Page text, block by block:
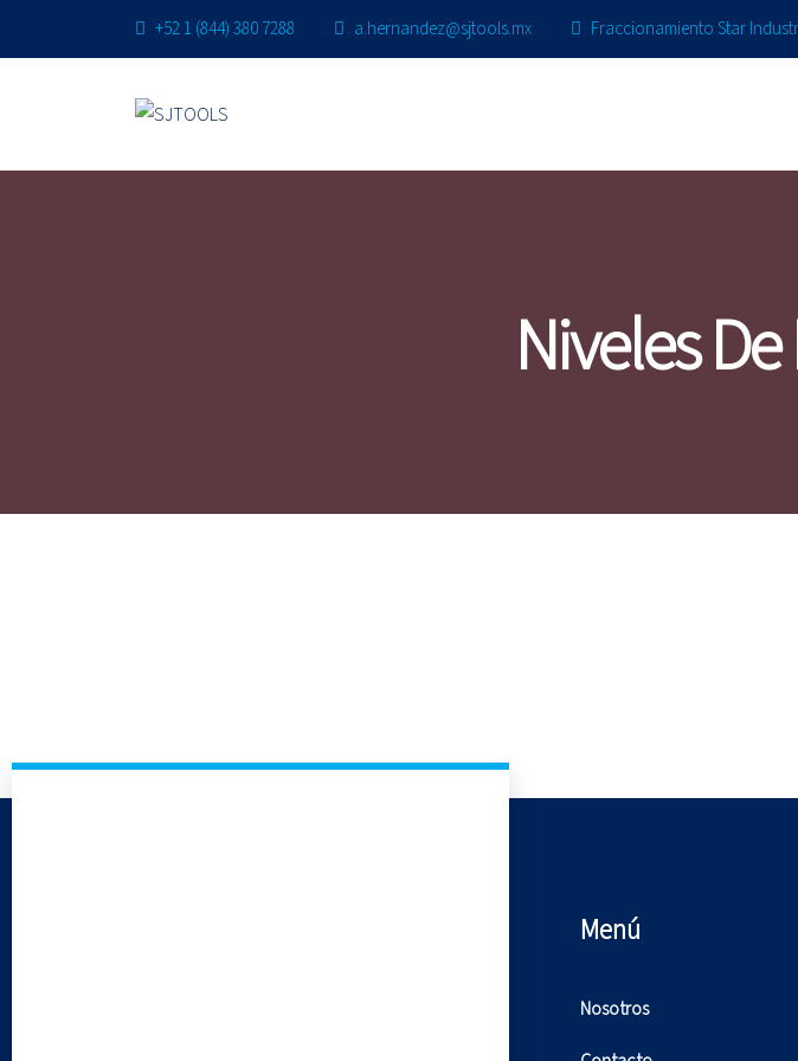
+52 1 (844) 380 7288 a.hernandez@sjtools.mx Fraccionamiento Star
Niveles
Menú
Nosotros